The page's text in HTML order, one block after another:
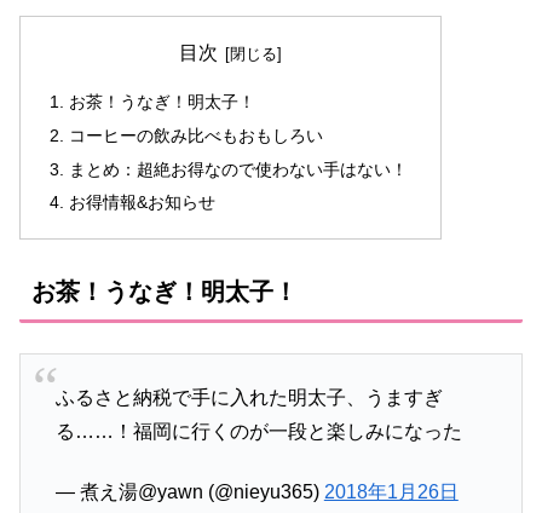
目次
お茶！うなぎ！明太子！
コーヒーの飲み比べもおもしろい
まとめ：超絶お得なので使わない手はない！
お得情報&お知らせ
お茶！うなぎ！明太子！
ふるさと納税で手に入れた明太子、うますぎ
る……！福岡に行くのが一段と楽しみになった
— 煮え湯@yawn (@nieyu365) 2018年1月26日